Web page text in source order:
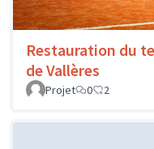
Restauration du
de Vallères
Projet
0 2